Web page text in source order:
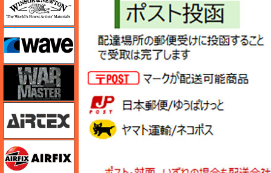
ウォーマスターズ
エアテックス